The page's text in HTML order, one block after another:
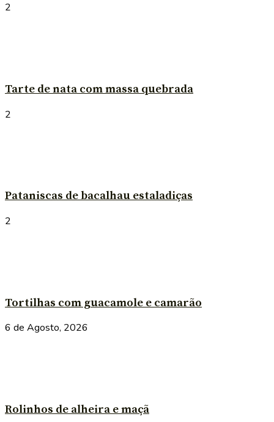
2
Tarte de nata com massa quebrada
2
Pataniscas de bacalhau estaladiças
2
Tortilhas com guacamole e camarão
6 de Agosto, 2026
Rolinhos de alheira e maçã